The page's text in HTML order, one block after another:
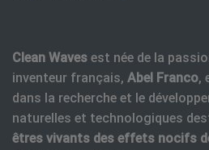
Clean Waves est née de la
inventeur français, Abel Franco,
dans la recherche et le
naturelles et technologiques
êtres vivants des effets nocifs